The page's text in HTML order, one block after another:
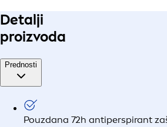
Detalji
proizvoda
Prednosti
Pouzdana 72h antiperspirant